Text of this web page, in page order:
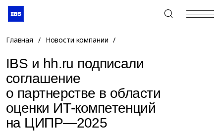
+7 (495) 967-80-80
Главная / Новости компании /
IBS и hh.ru подписали
соглашение
о партнерстве в области
оценки ИТ-компетенций
на ЦИПР—2025